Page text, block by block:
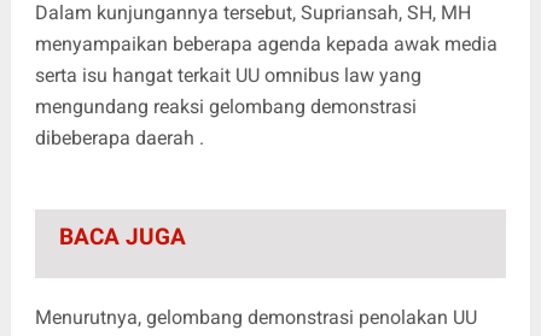
Dalam kunjungannya tersebut, Supriansah, SH, MH
menyampaikan beberapa agenda kepada awak media
serta isu hangat terkait UU omnibus law yang
mengundang reaksi gelombang demonstrasi
dibeberapa daerah .
BACA JUGA
Menurutnya, gelombang demonstrasi penolakan UU